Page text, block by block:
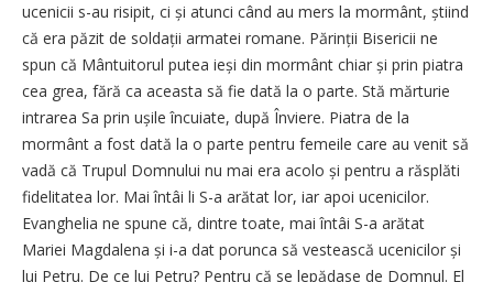
ucenicii s-au risipit, ci și atunci când au mers la mormânt, știind
că era păzit de soldații armatei romane. Părinții Bisericii ne
spun că Mântuitorul putea ieși din mormânt chiar și prin piatra
cea grea, fără ca aceasta să fie dată la o parte. Stă mărturie
intrarea Sa prin ușile încuiate, după Înviere. Piatra de la
mormânt a fost dată la o parte pentru femeile care au venit să
vadă că Trupul Domnului nu mai era acolo și pentru a răsplăti
fidelitatea lor. Mai întâi li S-a arătat lor, iar apoi ucenicilor.
Evanghelia ne spune că, dintre toate, mai întâi S-a arătat
Mariei Magdalena și i-a dat porunca să vestească ucenicilor și
lui Petru. De ce lui Petru? Pentru că se lepădase de Domnul. El